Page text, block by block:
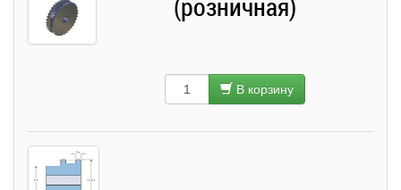
(розничная)
В корзину